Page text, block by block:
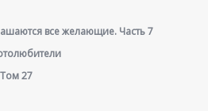
все желающие. Часть 7
27